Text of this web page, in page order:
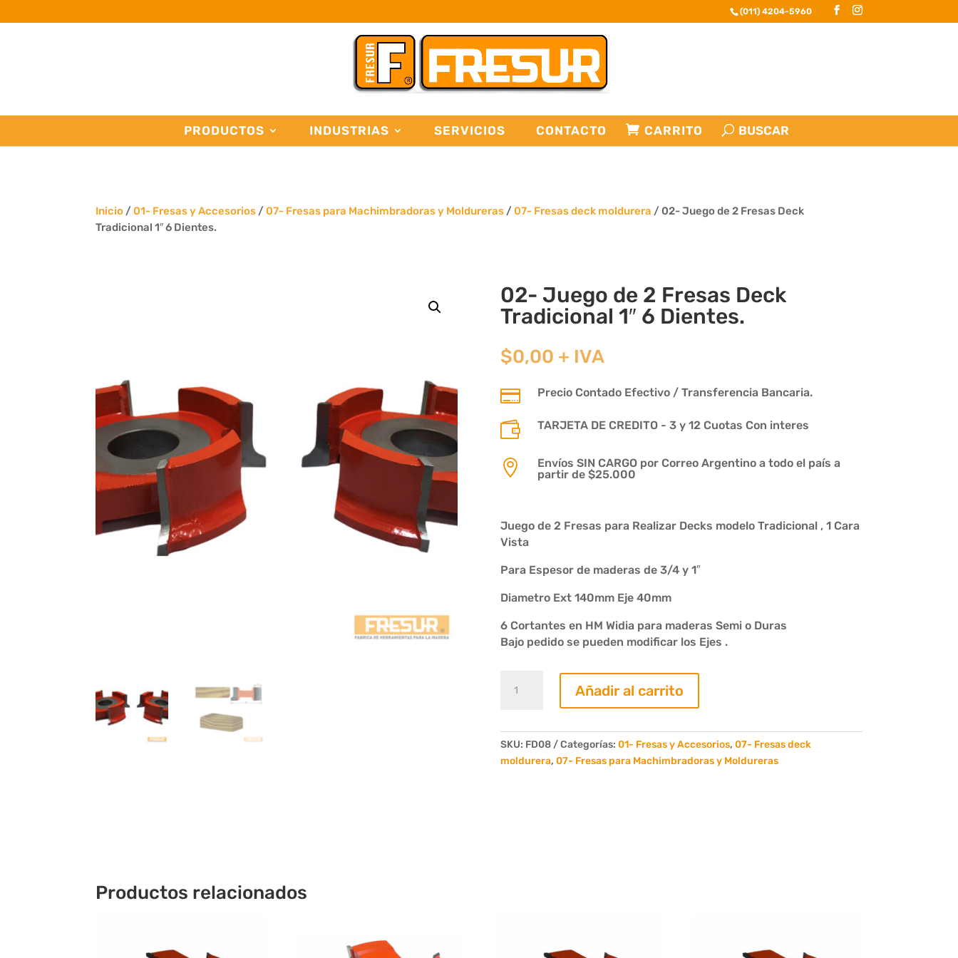
(011) 4204-5960
PRODUCTOS INDUSTRIAS SERVICIOS CONTACTO CARRITO
Inicio /01- Fresas y Accesorios /07- Fresas para Machimbradoras y Moldureras /07- Fresas deck moldurera / 02- Juego de 2 Fresas Deck
Tradicional 1″ 6 Dientes.
02- Juego de 2 Fresas Deck
Tradicional 1″ 6 Dientes.
$0,00 + IVA
 Precio Contado Efectivo / Transferencia Bancaria.
 TARJETA DE CREDITO - 3 y 12 Cuotas Con interes

Envíos SIN CARGO por Correo Argentino a todo el país a
partir de $25.000
Juego de 2 Fresas para Realizar Decks modelo Tradicional , 1 Cara
Vista
Para Espesor de maderas de 3/4 y 1″
Diametro Ext 140mm Eje 40mm
6 Cortantes en HM Widia para maderas Semi o Duras
Bajo pedido se pueden modificar los Ejes .
Juego
Fresas
Deck
Añadir al carrito
SKU: FD08 Categorías: 01- Fresas y Accesorios, 07- Fresas deck
moldurera, 07- Fresas para Machimbradoras y Moldureras
Productos relacionados